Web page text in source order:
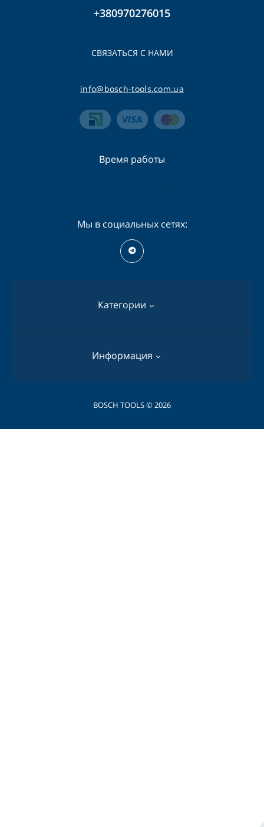
+380970276015
СВЯЗАТЬСЯ С НАМИ
info@bosch-tools.com.ua
Категории
Перфораторы
Информация
О нас
Время работы
Мы в социальных сетях:
BOSCH TOOLS © 2026